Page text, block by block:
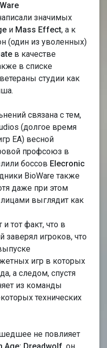
значимых
и Mass Effect, а к
(один из уволенных)
в качестве
в списке
студии как
связана с тем,
(долгое время
ЕА) весной
профсоюз в
боссов Elecronic
BioWare также
даже при этом
выглядит как
тот факт, что в
игроков, что
игр в которых
а следом, спустя
из команды
технических
не повлияет